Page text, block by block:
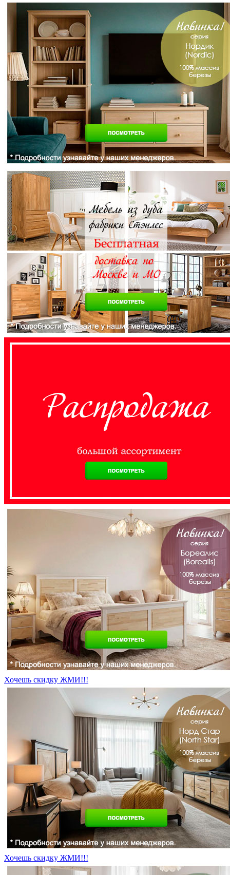
Хочешь скидку ЖМИ!!!
Хочешь скидку ЖМИ!!!